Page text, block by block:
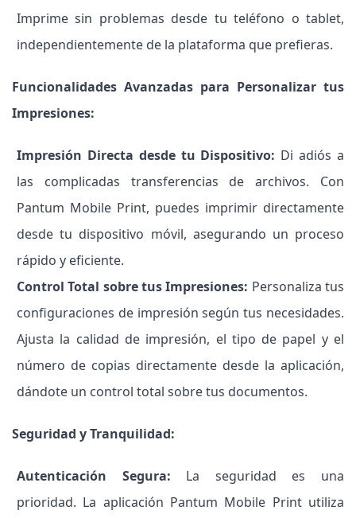
Imprime sin problemas desde tu teléfono o tablet,
independientemente de la plataforma que prefieras.
Funcionalidades Avanzadas para Personalizar tus
Impresiones:
Impresión Directa desde tu Dispositivo: Di adiós a
las complicadas transferencias de archivos. Con
Pantum Mobile Print, puedes imprimir directamente
desde tu dispositivo móvil, asegurando un proceso
rápido y eficiente.
Control Total sobre tus Impresiones: Personaliza tus
configuraciones de impresión según tus necesidades.
Ajusta la calidad de impresión, el tipo de papel y el
número de copias directamente desde la aplicación,
dándote un control total sobre tus documentos.
Seguridad y Tranquilidad:
Autenticación Segura: La seguridad es una
prioridad. La aplicación Pantum Mobile Print utiliza